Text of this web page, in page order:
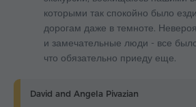
которыми так спокойно было
дорогам даже в темноте.
и замечательные люди - все
что обязательно приеду еще.
David and Angela Pivazian